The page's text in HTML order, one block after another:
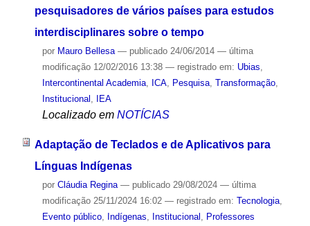
pesquisadores de vários países para estudos
interdisciplinares sobre o tempo
por Mauro Bellesa — publicado24/06/2014 — última
modificação12/02/2016 13:38 — registrado em: Ubias
Intercontinental Academia, ICA, Pesquisa, Transformação,
Institucional
IEA
Localizado em NOTÍCIAS
Adaptação de Teclados e de Aplicativos para
Línguas Indígenas
por Cláudia Regina — publicado29/08/2024 — última
modificação25/11/2024 16:02 — registrado em: Tecnologia,
Evento público, Indígenas Institucional
Professores